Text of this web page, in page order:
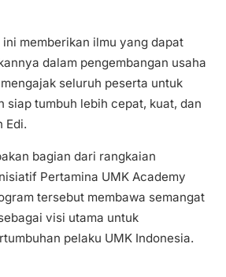
ini memberikan ilmu yang dapat
dalam pengembangan usaha
seluruh peserta untuk
siap tumbuh lebih cepat, kuat, dan
Edi.
bagian dari rangkaian
Pertamina UMK Academy
tersebut membawa semangat
visi utama untuk
pelaku UMK Indonesia.